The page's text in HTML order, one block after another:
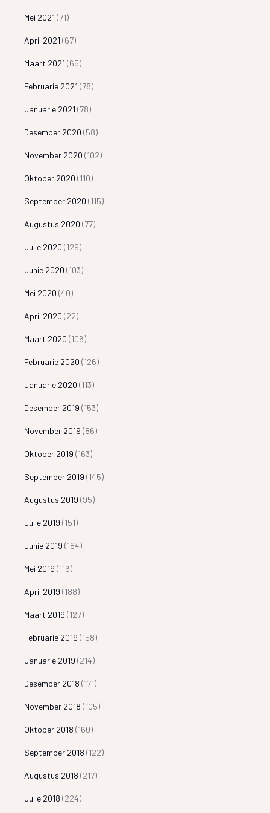
Mei 2021 (71)
April 2021 (67)
Maart 2021 (65)
Februarie 2021 (78)
Januarie 2021 (78)
Desember 2020 (58)
November 2020 (102)
Oktober 2020 (110)
September 2020 (115)
Augustus 2020 (77)
Julie 2020 (129)
Junie 2020 (103)
Mei 2020 (40)
April 2020 (22)
Maart 2020 (106)
Februarie 2020 (126)
Januarie 2020 (113)
Desember 2019 (153)
November 2019 (86)
Oktober 2019 (163)
September 2019 (145)
Augustus 2019 (95)
Julie 2019 (151)
Junie 2019 (184)
Mei 2019 (116)
April 2019 (188)
Maart 2019 (127)
Februarie 2019 (158)
Januarie 2019 (214)
Desember 2018 (171)
November 2018 (105)
Oktober 2018 (160)
September 2018 (122)
Augustus 2018 (217)
Julie 2018 (224)